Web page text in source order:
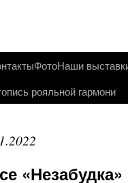
ФотоНаши
рояльной гармони